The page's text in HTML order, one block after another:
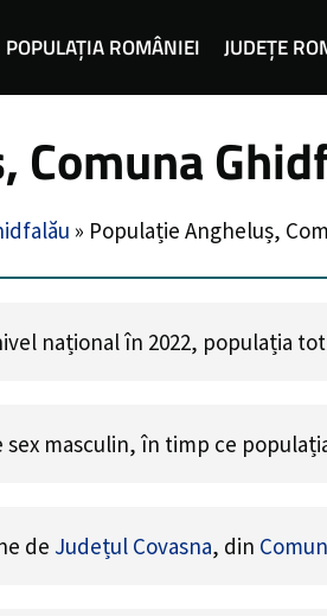
POPULAȚIA ROMÂNIEI JUDEȚE
» Populație Angheluș,
național în 2022, populația
sex masculin, în timp ce
de Județul Covasna, din